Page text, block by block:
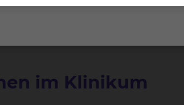
im Klinikum